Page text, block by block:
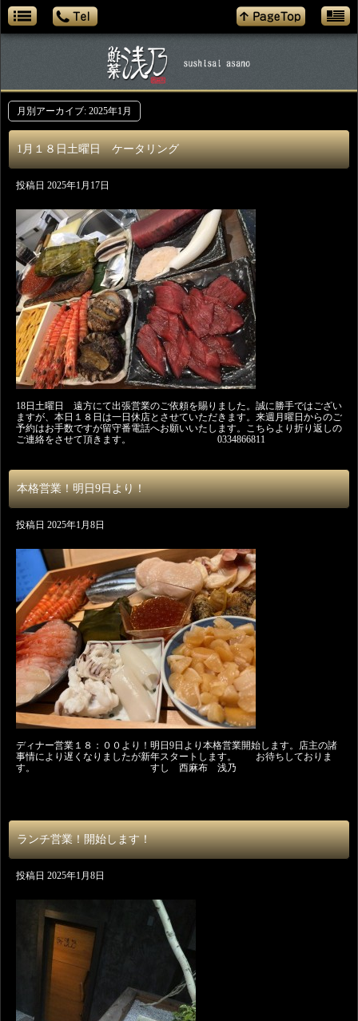
月別アーカイブ: 2025年1月
1月１８日土曜日 ケータリング
投稿日 2025年1月17日
18日土曜日 遠方にて出張営業のご依頼を賜りました。誠に勝手ではござい
ますが、本日１８日は一日休店とさせていただきます。来週月曜日からのご
予約はお手数ですが留守番電話へお願いいたします。こちらより折り返しの
ご連絡をさせて頂きます。 0334866811
本格営業！明日9日より！
投稿日 2025年1月8日
ディナー営業１８：００より！明日9日より本格営業開始します。店主の諸
事情により遅くなりましたが新年スタートします。 お待ちしておりま
す。 すし 西麻布 浅乃
ランチ営業！開始します！
投稿日 2025年1月8日